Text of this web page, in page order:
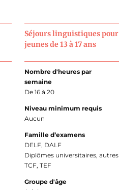
Séjours linguistiques pour
jeunes de 13 à 17 ans
Nombre d'heures par
semaine
De 16 à 20
Niveau minimum requis
Aucun
Famille d’examens
DELF, DALF
Diplômes universitaires, autres
TCF, TEF
Groupe d'âge